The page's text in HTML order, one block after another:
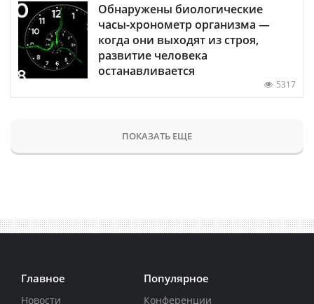
Обнаружены биологические
часы-хронометр организма —
когда они выходят из строя,
развитие человека
останавливается
5317
ПОКАЗАТЬ ЕЩЕ
Главное
Новости
Популярное
Конференции